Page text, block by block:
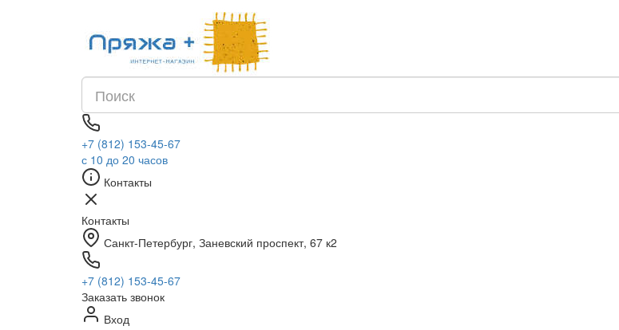
+7 (812) 153-45-67
с 10 до 20 часов
Контакты
Контакты
Санкт-Петербург, ​Заневский проспект, 67 к2
+7 (812) 153-45-67
Заказать звонок
Вход